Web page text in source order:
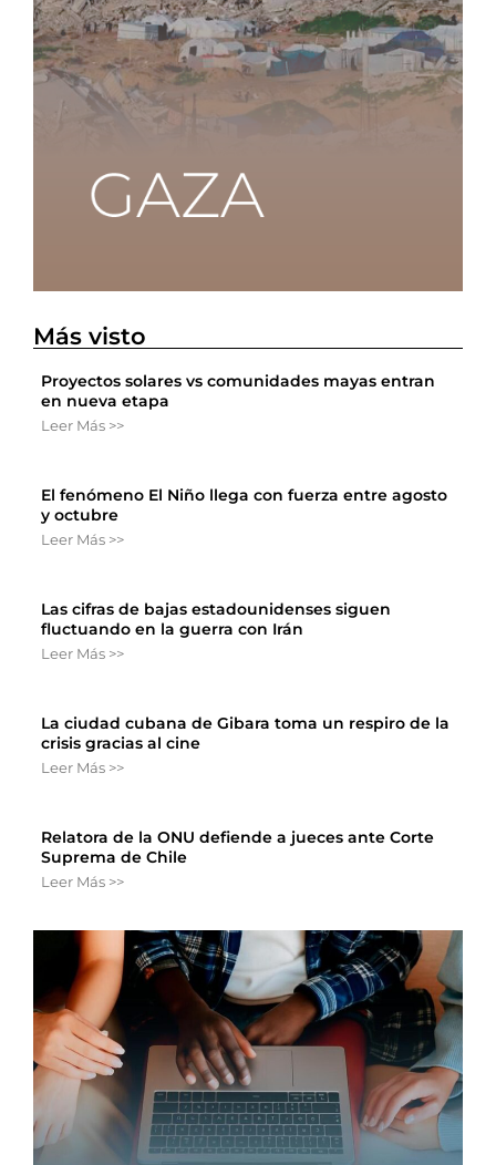
Más visto
Proyectos solares vs comunidades mayas entran
en nueva etapa
Leer Más >>
El fenómeno El Niño llega con fuerza entre agosto
y octubre
Leer Más >>
Las cifras de bajas estadounidenses siguen
fluctuando en la guerra con Irán
Leer Más >>
La ciudad cubana de Gibara toma un respiro de la
crisis gracias al cine
Leer Más >>
Relatora de la ONU defiende a jueces ante Corte
Suprema de Chile
Leer Más >>